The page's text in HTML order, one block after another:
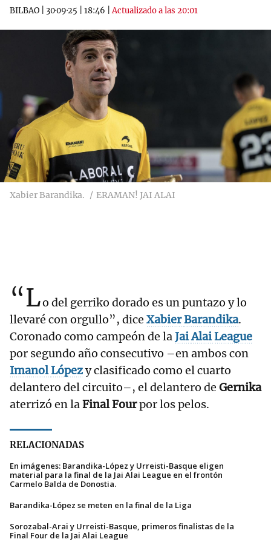
BILBAO 30·09·25 18:46 |Actualizado a las 20:01
Xabier Barandika. ERAMAN! JAI ALAI
“Lo del gerriko dorado es un puntazo y lo
llevaré con orgullo”, dice XabierBarandika.
Coronado como campeón de laJaiAlaiLeague
por segundo año consecutivo –en ambos con
ImanolLópezy clasificado como el cuarto
delantero del circuito–, el delantero de Gernika
aterrizó en laFinal Fourpor los pelos.
RELACIONADAS
En imágenes: Barandika-López y Urreisti-Basque eligen
material para la final de la Jai Alai League en el frontón
Carmelo Balda de Donostia.
Barandika-López se meten en la final de la Liga
Sorozabal-Arai y Urreisti-Basque, primeros finalistas de la
Final Four de la Jai Alai League